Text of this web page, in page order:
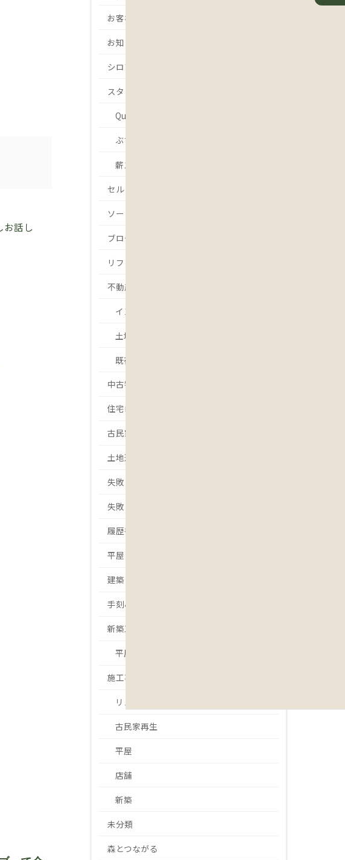
話し
お客様の声
お知らせ
シロアリ
スタッフBlog
Que será será.
ぶちょーの・・・
薪ストーバー 吉本
セルフビルド
ソーラー発電
ブログ
リフォーム
不動産
インスペクション
土地
既存住宅状況調査
中古物件・中古住宅
住宅ローン
古民家
土地選び
失敗しない土地選び
失敗しない家づくり
履歴書
平屋
建築日誌
手刻みの家
新築工事
平屋
施工事例
リノベーション・リフォーム
古民家再生
平屋
店舗
新築
未分類
森とつながる